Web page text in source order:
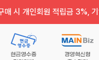
시 개인회원 적립금 3%,